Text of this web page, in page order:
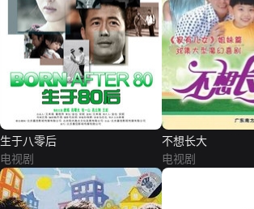
生于八零后
电视剧
不想长大
电视剧